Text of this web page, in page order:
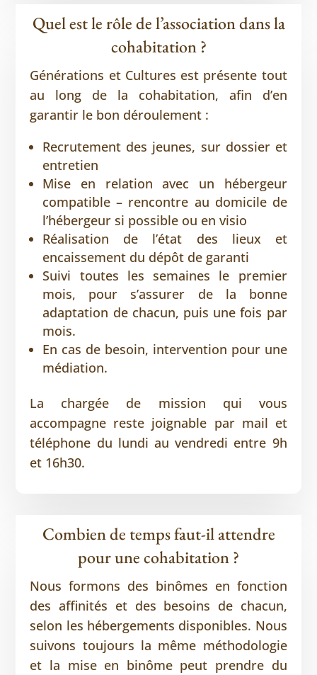
Quel est le rôle de l’association dans la
cohabitation ?
Générations et Cultures est présente tout
au long de la cohabitation, afin d’en
garantir le bon déroulement :
Recrutement des jeunes, sur dossier et
entretien
Mise en relation avec un hébergeur
compatible – rencontre au domicile de
l’hébergeur si possible ou en visio
Réalisation de l’état des lieux et
encaissement du dépôt de garanti
Suivi toutes les semaines le premier
mois, pour s’assurer de la bonne
adaptation de chacun, puis une fois par
mois.
En cas de besoin, intervention pour une
médiation.
La chargée de mission qui vous
accompagne reste joignable par mail et
téléphone du lundi au vendredi entre 9h
et 16h30.
Combien de temps faut-il attendre
pour une cohabitation ?
Nous formons des binômes en fonction
des affinités et des besoins de chacun,
selon les hébergements disponibles. Nous
suivons toujours la même méthodologie
et la mise en binôme peut prendre du